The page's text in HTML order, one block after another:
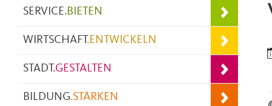
SERVICE.BIETEN
WIRTSCHAFT.ENTWICKELN
STADT.GESTALTEN
BILDUNG.STÄRKEN